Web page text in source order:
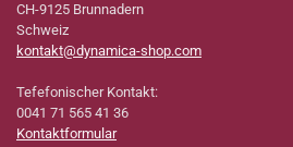
CH-9125 Brunnadern
Schweiz
kontakt@dynamica-shop.com
Tefefonischer Kontakt:
0041 71 565 41 36
Kontaktformular